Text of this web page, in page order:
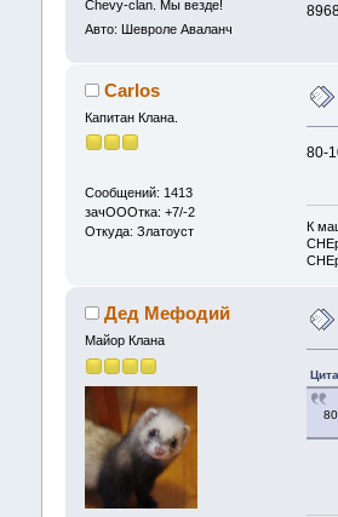
Chevy-clan. Мы везде!
Авто: Шевроле Аваланч
Carlos
Капитан Клана.
Сообщений: 1413
зачОООтка: +7/-2
Откуда: Златоуст
80-
К
Дед Мефодий
Майор Клана